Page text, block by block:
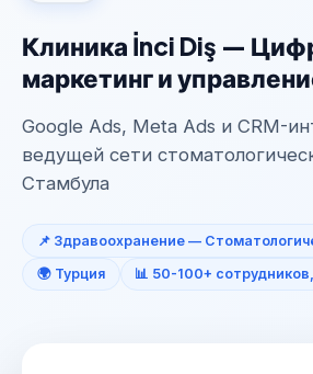
Клиника İnci Diş —
маркетинг и
Google Ads, Meta Ads и CRM-
ведущей сети
Стамбула
📌 Здравоохранение —
🌍 Турция 📊 50-100+